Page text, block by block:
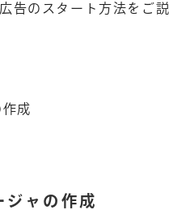
告のスタート方法をご説
成
ャの作成